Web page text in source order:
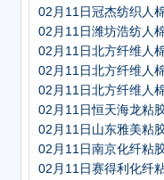
02月11日冠杰纺织人
02月11日潍坊浩纺人
02月11日北方纤维人
02月11日北方纤维人
02月11日北方纤维人
02月11日恒天海龙粘
02月11日山东雅美粘
02月11日南京化纤粘
02月11日赛得利化纤